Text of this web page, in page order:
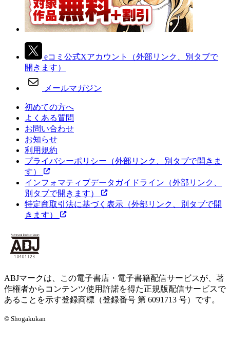
eコミ公式Xアカウント
（外部リンク、別タブで
開きます）
メールマガジン
初めての方へ
よくある質問
お問い合わせ
お知らせ
利用規約
プライバシーポリシー （外部リンク、別タブで開きま
す）
インフォマティブデータガイドライン （外部リンク、
別タブで開きます）
特定商取引法に基づく表示 （外部リンク、別タブで開
きます）
ABJマークは、この電子書店・電子書籍配信サービスが、著
作権者からコンテンツ使用許諾を得た正規版配信サービスで
あることを示す登録商標（登録番号 第 6091713 号）です。
© Shogakukan